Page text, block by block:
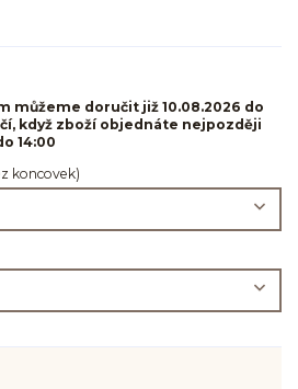
můžeme doručit již 10.08.2026 do
když zboží objednáte nejpozději
14:00
koncovek)